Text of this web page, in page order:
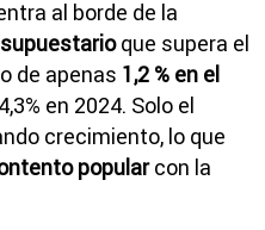
al borde de la
que supera el
de apenas 1,2 % en el
en 2024. Solo el
crecimiento, lo que
popularcon la